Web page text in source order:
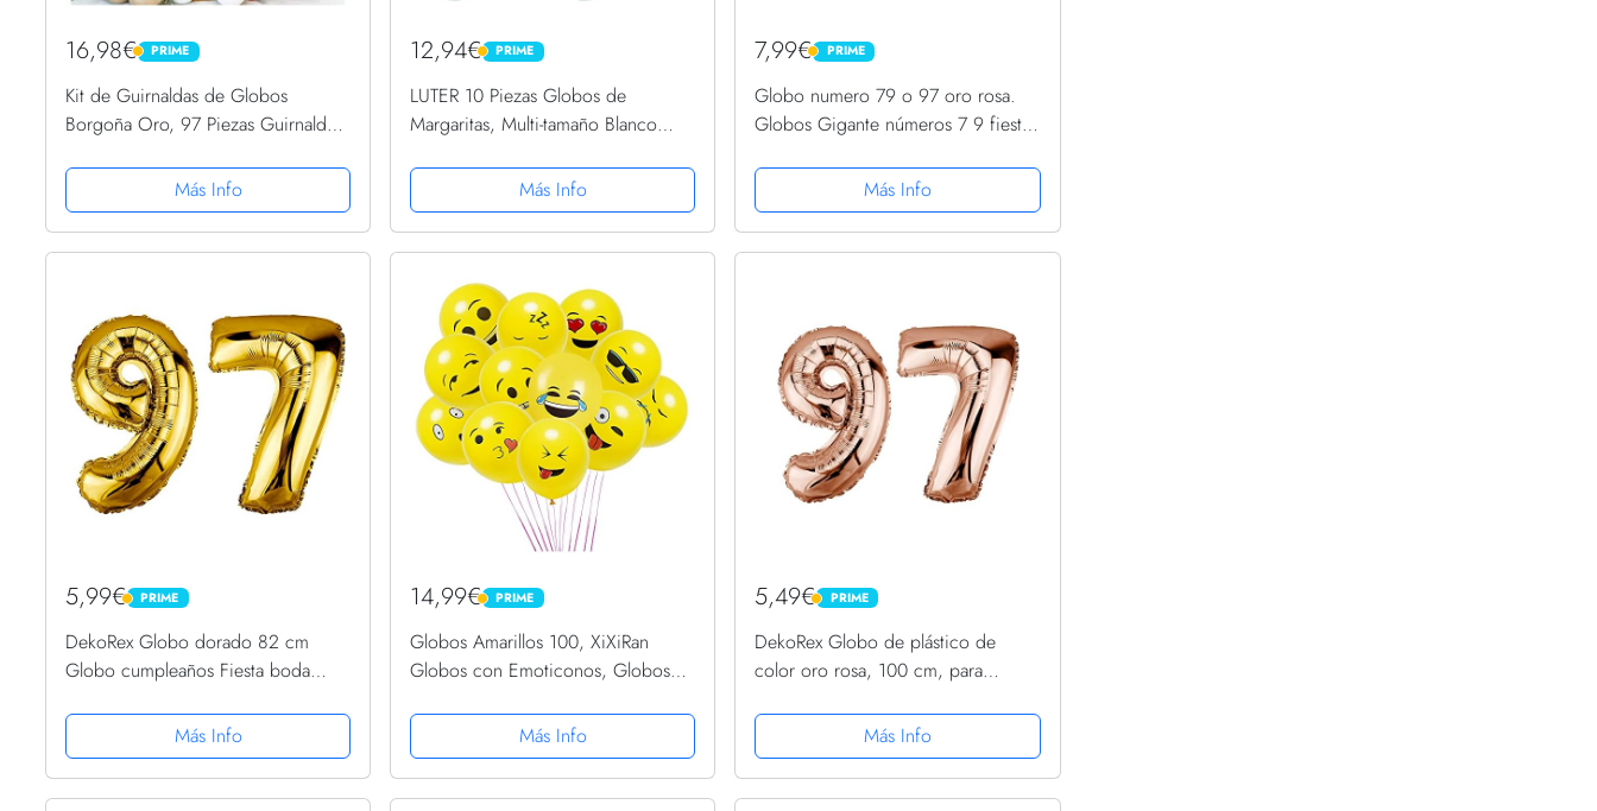
16,98€ PRIME
PRIME
Kit de Guirnaldas de Globos
Borgoña Oro, 97 Piezas Guirnalda
Blanco Arco de Globos Boda,
Borgoña Oro Globos Decoraciones
para...
Más Info
12,94€ PRIME
PRIME
LUTER 10 Piezas Globos de
Margaritas, Multi-tamaño Blanco
Globo de Fiesta Película Aluminio
para Accesorios Fotos Fiestas...
Más Info
7,99€ PRIME
PRIME
Globo numero 79 o 97 oro rosa.
Globos Gigante números 7 9 fiestas
aniversario boda tamaño grande 70
cm con accesorio para inflar...
Más Info
5,99€ PRIME
PRIME
DekoRex Globo dorado 82 cm
Globo cumpleaños Fiesta boda
Más Info
14,99€ PRIME
PRIME
Globos Amarillos 100, XiXiRan
Globos con Emoticonos, Globos
de Fiesta Cumpleanos Game
Decoracion Globo
Más Info
5,49€ PRIME
PRIME
DekoRex Globo de plástico de
color oro rosa, 100 cm, para
97)
Más Info